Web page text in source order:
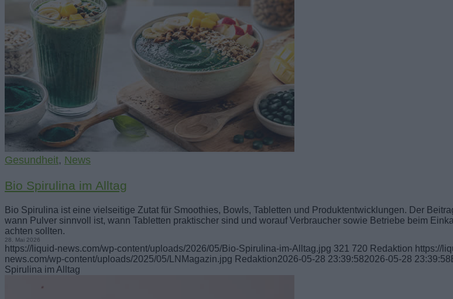
Gesundheit, News
Bio Spirulina im Alltag
Bio Spirulina ist eine vielseitige Zutat für Smoothies, Bowls, Tabletten und Produktentwicklungen. Der
wann Pulver sinnvoll ist, wann Tabletten praktischer sind und worauf Verbraucher sowie Betriebe beim
achten sollten.
28. Mai 2026
https://liquid-news.com/wp-content/uploads/2026/05/Bio-Spirulina-im-Alltag.jpg 321 720 Redaktion https://
news.com/wp-content/uploads/2025/05/LNMagazin.jpg Redaktion2026-05-28 23:39:582026-05-28 23:39:58
Spirulina im Alltag